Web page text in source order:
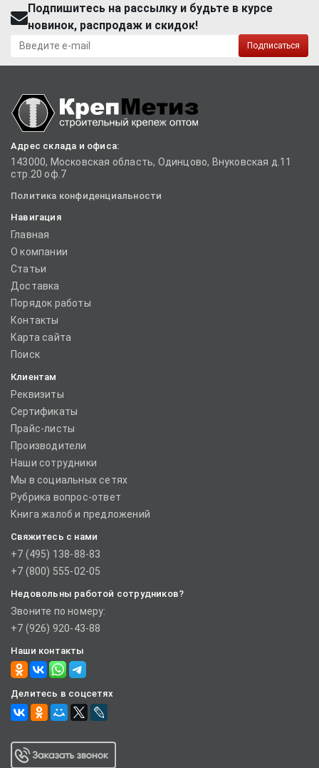
Подпишитесь на рассылку и будьте в курсе
новинок, распродаж и скидок!
Подписаться
Адрес склада и офиса:
143000, Московская область, Одинцово, Внуковская д.11
стр.20 оф.7
Политика конфиденциальности
Навигация
Главная
О компании
Статьи
Доставка
Порядок работы
Контакты
Карта сайта
Поиск
Клиентам
Реквизиты
Сертификаты
Прайс-листы
Производители
Наши сотрудники
Мы в социальных сетях
Рубрика вопрос-ответ
Книга жалоб и предложений
Свяжитесь с нами
+7 (495) 138-88-83
+7 (800) 555-02-05
Недовольны работой сотрудников?
Звоните по номеру:
+7 (926) 920-43-88
Наши контакты
Делитесь в соцсетях